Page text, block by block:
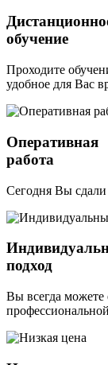
обучение
Проходите
удобное для Вас
Оперативная
работа
Сегодня Вы
подход
Вы всегда можете